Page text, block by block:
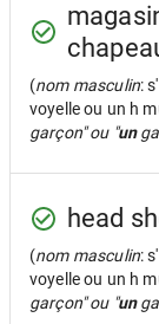
(nom masculin:
voyelle ou un h
garçon" ou "un
head
(nom masculin:
voyelle ou un h
garçon" ou "un